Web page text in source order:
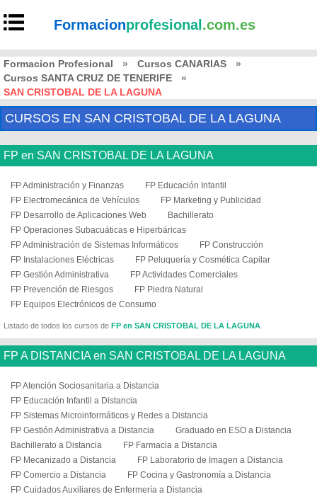
Formacionprofesional .com.es
Formacion Profesional » Cursos CANARIAS
»
Cursos SANTA CRUZ DE TENERIFE
»
SAN CRISTOBAL DE LA LAGUNA
CURSOS EN SAN CRISTOBAL DE LA LAGUNA
FP en SAN CRISTOBAL DE LA LAGUNA
FP Administración y Finanzas
FP Educación Infantil
FP Electromecánica de Vehículos
FP Marketing y Publicidad
FP Desarrollo de Aplicaciones Web
Bachillerato
FP Operaciones Subacuáticas e Hiperbáricas
FP Administración de Sistemas Informáticos
FP Construcción
FP Instalaciones Eléctricas
FP Peluquería y Cosmética Capilar
FP Gestión Administrativa
FP Actividades Comerciales
FP Prevención de Riesgos
FP Piedra Natural
FP Equipos Electrónicos de Consumo
Listado de todos los cursos de FP en SAN CRISTOBAL DE LA LAGUNA
FP A DISTANCIA en SAN CRISTOBAL DE LA LAGUNA
FP Atención Sociosanitaria a Distancia
FP Educación Infantil a Distancia
FP Sistemas Microinformáticos y Redes a Distancia
FP Gestión Administrativa a Distancia
Graduado en ESO a Distancia
Bachillerato a Distancia
FP Farmacia a Distancia
FP Mecanizado a Distancia
FP Laboratorio de Imagen a Distancia
FP Comercio a Distancia
FP Cocina y Gastronomía a Distancia
FP Cuidados Auxiliares de Enfermería a Distancia